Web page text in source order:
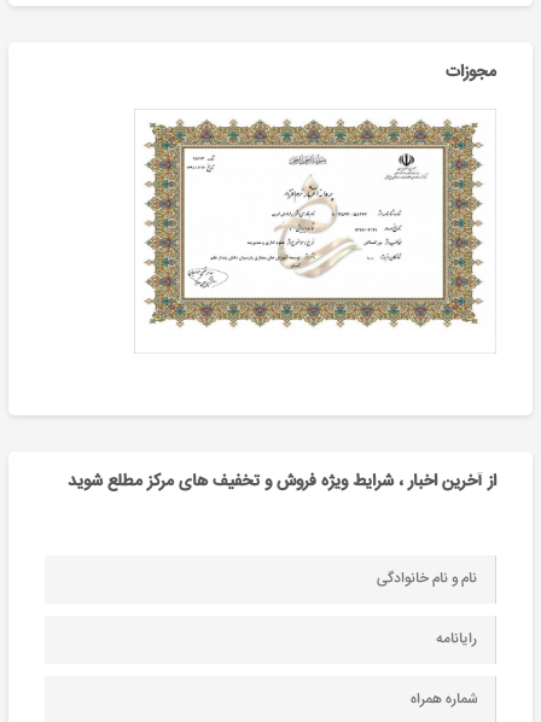
مجوزات
از آخرین اخبار ، شرایط ویژه فروش و تخفیف های مرکز مطلع شوید